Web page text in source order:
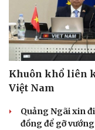
Khuôn khổ liên
Việt Nam
Quảng Ngãi xin
đồng để gỡ